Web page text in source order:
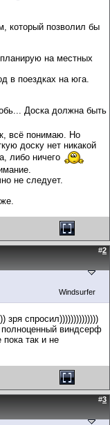
который позволил бы
на местных
в поездках на юга.
Доска должна быть
всё понимаю. Но
доску нет никакой
либо ничего
не следует.
#2
Windsurfer
зря спросил))))))))))))))
полноценный виндсерф
так и не
#3